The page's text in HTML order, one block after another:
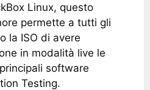
Linux, questo
permette a tutti gli
la ISO di avere
in modalità live le
software
Testing.